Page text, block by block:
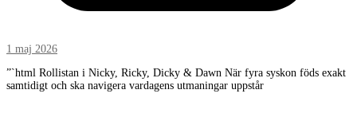
1 maj 2026
”`html Rollistan i Nicky, Ricky, Dicky & Dawn När fyra syskon föds exakt
samtidigt och ska navigera vardagens utmaningar uppstår